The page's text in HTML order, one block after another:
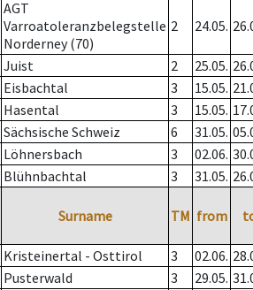
AGT
Varroatoleranzbelegstelle
Norderney (70)
2 24.05.
Juist 2 25.05.
Eisbachtal 3 15.05.
Hasental 3 15.05.
Sächsische Schweiz 6 31.05.
Löhnersbach 3 02.06.
Blühnbachtal 3 31.05.
Surname TM from
Kristeinertal - Osttirol 3 02.06.
Pusterwald 3 29.05.